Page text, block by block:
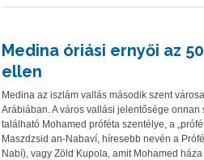
Medina óriási ernyői az
ellen
Medina az iszlám vallás második szent
Arábiában. A város vallási jelentősége onnan
található Mohamed próféta szentélye, a
Maszdzsid an-Nabaví, híresebb nevén a
Nabí), vagy Zöld Kupola, amit Mohamed